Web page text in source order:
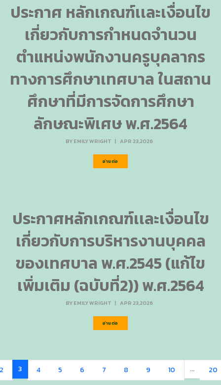
ประกาศ หลักเกณฑ์เเละเงื่อนไข
เกี่ยวกับการกำหนดจำนวน
ตำแหน่งพนักงานครูบุคลากร
ทางการศึกษาเทศบาล ในสถาน
ศึกษาที่มีการจัดการศึกษา
ลักษณะพิเศษ พ.ศ.2564
BYEMILY WRIGHT | APR 23,2026
อ่านต่อ
ประกาศหลักเกณฑ์เเละเงื่อนไข
เกี่ยวกับการบริหารงานบุคคล
ของเทศบาล พ.ศ.2545 (แก้ไข
เพิ่มเติม (ฉบับที่2)) พ.ศ.2564
BYEMILY WRIGHT | APR 23,2026
อ่านต่อ
2 3 4 5 6 7 8 9 10 ... 20